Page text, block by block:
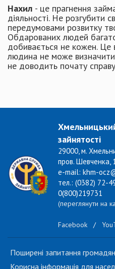
Нахил - це прагнення
діяльності. Не розгубити
передумовами розвитку
Обдарованих людей
добивається не кожен. Це
людина не може
не доводить почату
зайнятості
29000, м.
пров. Шевченка,
e-mail: khm-
тел.: (0382) 72-
0(800)219731
(переглянути на
Facebook /
Поширені запитання громадян
Корисна інформація для